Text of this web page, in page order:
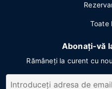
Toate
Abonați-vă
Rămâneți la curent cu